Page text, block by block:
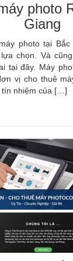
photo
Giang
photo tại
chọn. Và
tại đây. Máy
vị cho thuê
nhiệm của […]